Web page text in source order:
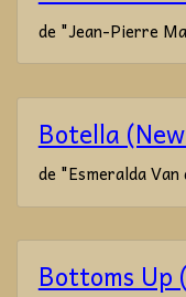
de "Jean-Pierre
Botella
de "Esmeralda
Bottoms